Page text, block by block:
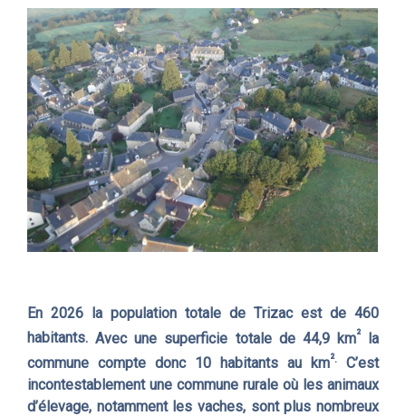
En 2026 la population totale de Trizac est de 460
habitants.Avec une superficie totale de 44,9 km²la
commune compte donc 10 habitants au km².C’est
incontestablement une commune rurale où les animaux
d’élevage, notamment les vaches, sont plus nombreux